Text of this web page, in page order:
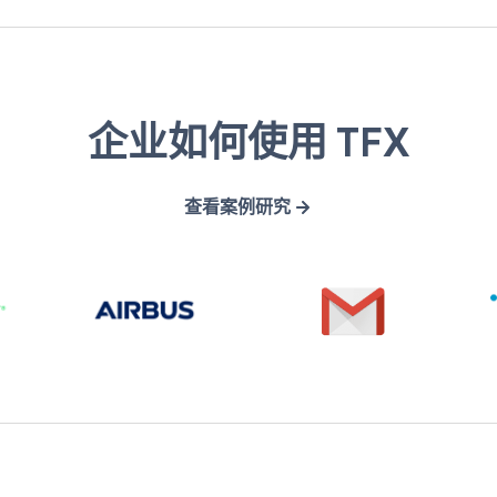
企业如何使用 TFX
查看案例研究
G
m
i